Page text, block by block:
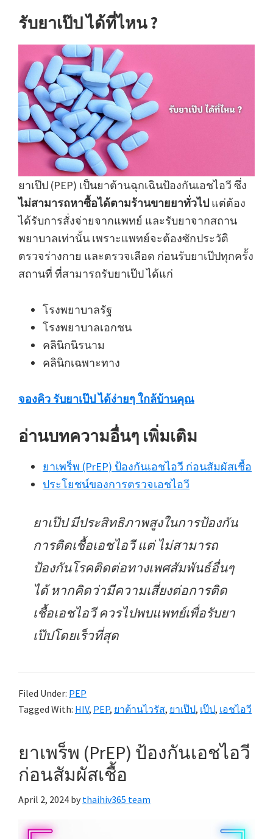
รับยาเป๊ป ได้ที่ไหน ?
ยาเป๊ป (PEP) เป็นยาต้านฉุกเฉินป้องกันเอชไอวี ซึ่ง
ไม่สามารถหาซื้อได้ตามร้านขายยาทั่วไป แต่ต้อง
ได้รับการสั่งจ่ายจากแพทย์ และรับยาจากสถาน
พยาบาลเท่านั้น เพราะแพทย์จะต้องซักประวัติ
ตรวจร่างกาย และตรวจเลือด ก่อนรับยาเป๊ปทุกครั้ง
สถานที่ ที่สามารถรับยาเป๊ป ได้แก่
โรงพยาบาลรัฐ
โรงพยาบาลเอกชน
คลินิกนิรนาม
คลินิกเฉพาะทาง
จองคิว รับยาเป๊ป ได้ง่ายๆ ใกล้บ้านคุณ
อ่านบทความอื่นๆ เพิ่มเติม
ยาเพร็พ (PrEP) ป้องกันเอชไอวี ก่อนสัมผัสเชื้อ
ประโยชน์ของการตรวจเอชไอวี
ยาเป๊ป มีประสิทธิภาพสูงในการป้องกัน
การติดเชื้อเอชไอวี แต่ ไม่สามารถ
ป้องกันโรคติดต่อทางเพศสัมพันธ์อื่นๆ
ได้ หากคิดว่ามีความเสี่ยงต่อการติด
เชื้อเอชไอวี ควรไปพบแพทย์เพื่อรับยา
เป๊ปโดยเร็วที่สุด
Filed Under: PEP
Tagged With: HIV, PEP, ยาต้านไวรัส, ยาเป๊ป, เป๊ป, เอชไอวี
ยาเพร็พ (PrEP) ป้องกันเอชไอวี
ก่อนสัมผัสเชื้อ
April 2, 2024 by thaihiv365 team